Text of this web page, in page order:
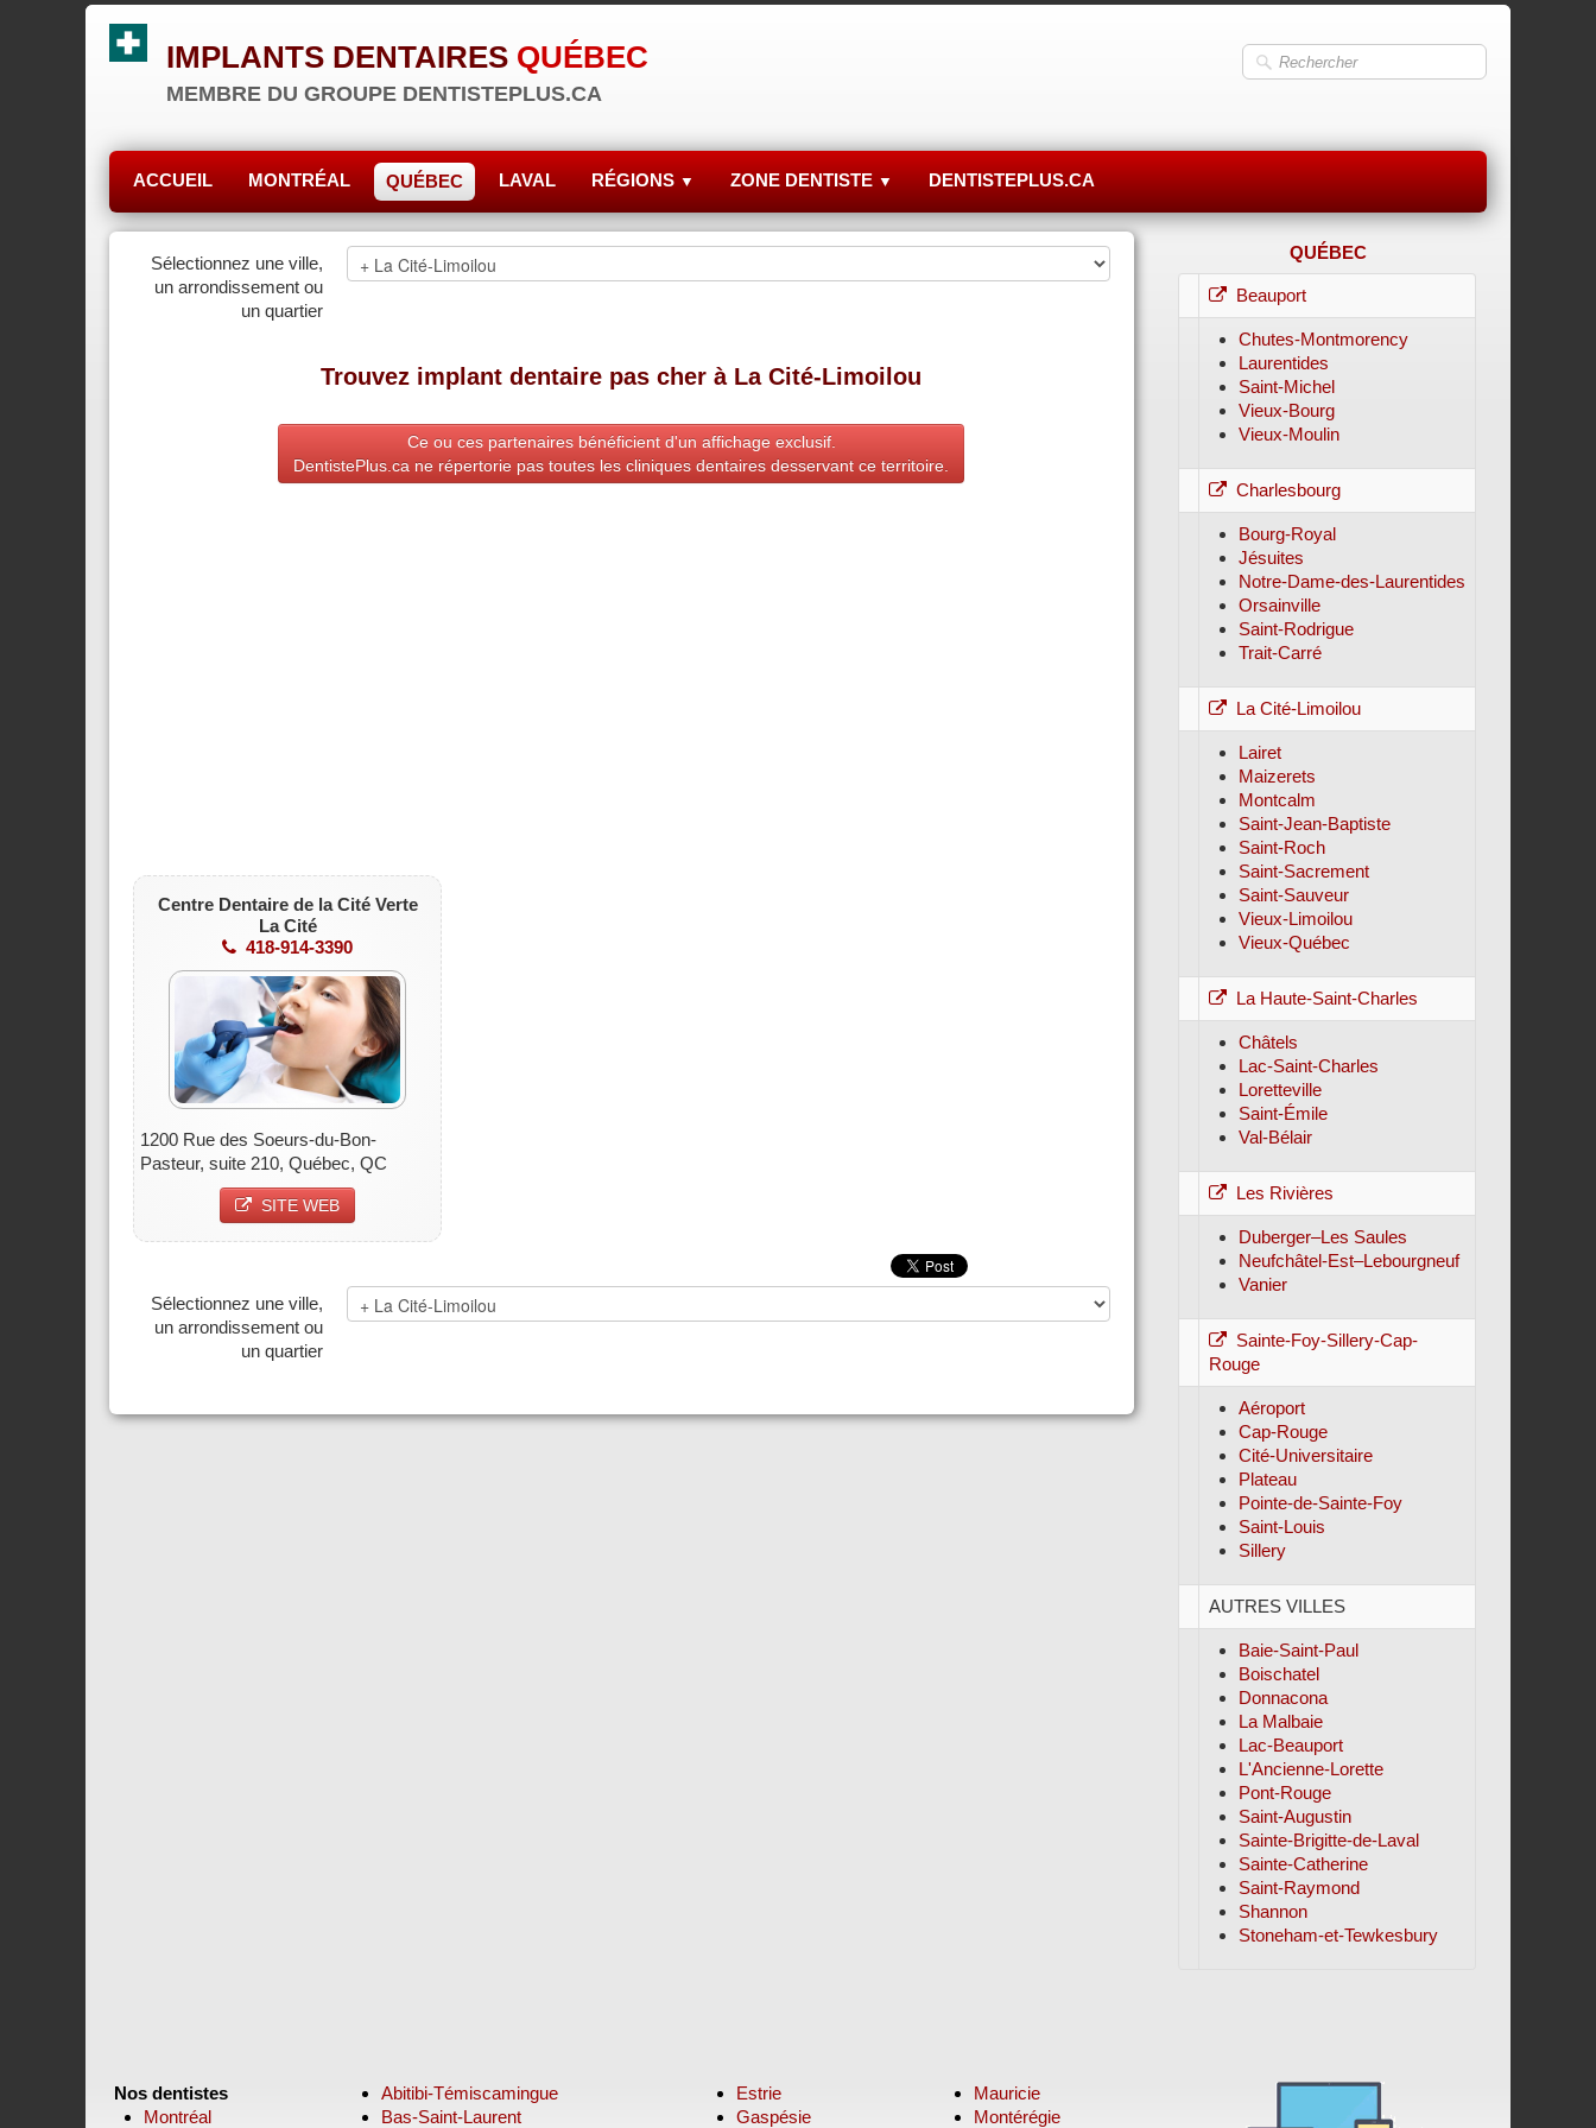
IMPLANTS DENTAIRES QUÉBEC
MEMBRE DU GROUPE DENTISTEPLUS.CA
ACCUEIL MONTRÉAL QUÉBEC LAVAL RÉGIONS ▼ ZONE DENTISTE ▼ DENTISTEPLUS.CA
Sélectionnez une ville,
un arrondissement ou
un quartier
Trouvez implant dentaire pas cher à La Cité-Limoilou
Ce ou ces partenaires bénéficient d'un affichage exclusif.
DentistePlus.ca ne répertorie pas toutes les cliniques dentaires desservant ce territoire.
Centre Dentaire de la Cité Verte
La Cité
418-914-3390
1200 Rue des Soeurs-du-Bon-
Pasteur, suite 210, Québec, QC
SITE WEB
Sélectionnez une ville,
un arrondissement ou
un quartier
QUÉBEC
Beauport
Chutes-Montmorency
Laurentides
Saint-Michel
Vieux-Bourg
Vieux-Moulin
Charlesbourg
Bourg-Royal
Jésuites
Notre-Dame-des-Laurentides
Orsainville
Saint-Rodrigue
Trait-Carré
La Cité-Limoilou
Lairet
Maizerets
Montcalm
Saint-Jean-Baptiste
Saint-Roch
Saint-Sacrement
Saint-Sauveur
Vieux-Limoilou
Vieux-Québec
La Haute-Saint-Charles
Châtels
Lac-Saint-Charles
Loretteville
Saint-Émile
Val-Bélair
Les Rivières
Duberger–Les Saules
Neufchâtel-Est–Lebourgneuf
Vanier
Sainte-Foy-Sillery-Cap-
Rouge
Aéroport
Cap-Rouge
Cité-Universitaire
Plateau
Pointe-de-Sainte-Foy
Saint-Louis
Sillery
AUTRES VILLES
Baie-Saint-Paul
Boischatel
Donnacona
La Malbaie
Lac-Beauport
L'Ancienne-Lorette
Pont-Rouge
Saint-Augustin
Sainte-Brigitte-de-Laval
Sainte-Catherine
Saint-Raymond
Shannon
Stoneham-et-Tewkesbury
Nos dentistes
Montréal
Abitibi-Témiscamingue
Bas-Saint-Laurent
Estrie
Gaspésie
Mauricie
Montérégie